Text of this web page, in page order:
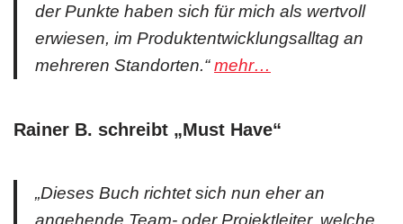
der Punkte haben sich für mich als wertvoll
erwiesen, im Produktentwicklungsalltag an
mehreren Standorten.“mehr…
Rainer B. schreibt „Must Have“
„Dieses Buch richtet sich nun eher an
angehende Team- oder Projektleiter, welche